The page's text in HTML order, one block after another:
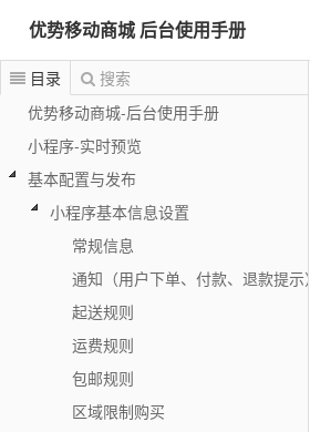
优势移动商城 后台使用手册
目录
搜索
优势移动商城-后台使用手册
小程序-实时预览
基本配置与发布
小程序基本信息设置
常规信息
通知（用户下单、付款、退款提示）
起送规则
运费规则
包邮规则
区域限制购买